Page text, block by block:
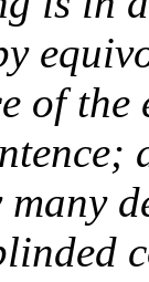
of
many